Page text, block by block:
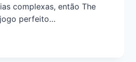
complexas, então The
perfeito…